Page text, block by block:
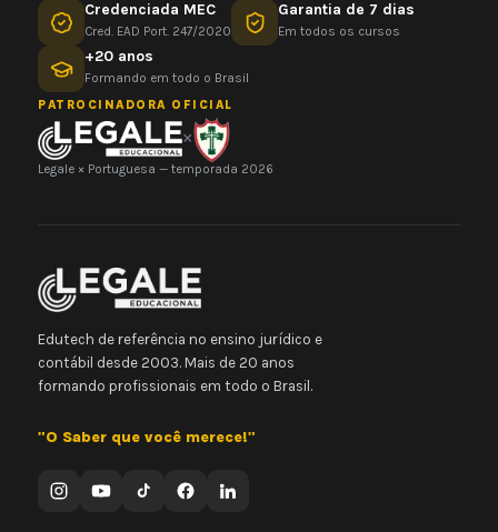
Credenciada MEC
Cred. EAD Port. 247/2020
Garantia de 7 dias
Em todos os cursos
+20 anos
Formando em todo o Brasil
PATROCINADORA OFICIAL
×
Legale × Portuguesa — temporada 2026
Edutech de referência no ensino jurídico e
contábil desde 2003. Mais de 20 anos
formando profissionais em todo o Brasil.
"O Saber que você merece!"